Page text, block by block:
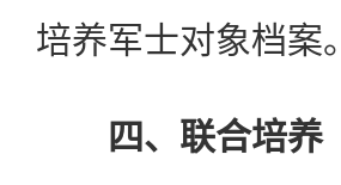
培养军士对象档案。
四、联合培养